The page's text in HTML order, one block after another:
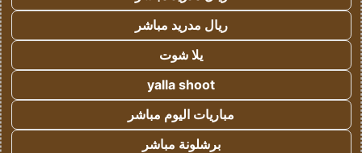
ريال مدريد مباشر
يلا شوت
yalla shoot
مباريات اليوم مباشر
برشلونة مباشر